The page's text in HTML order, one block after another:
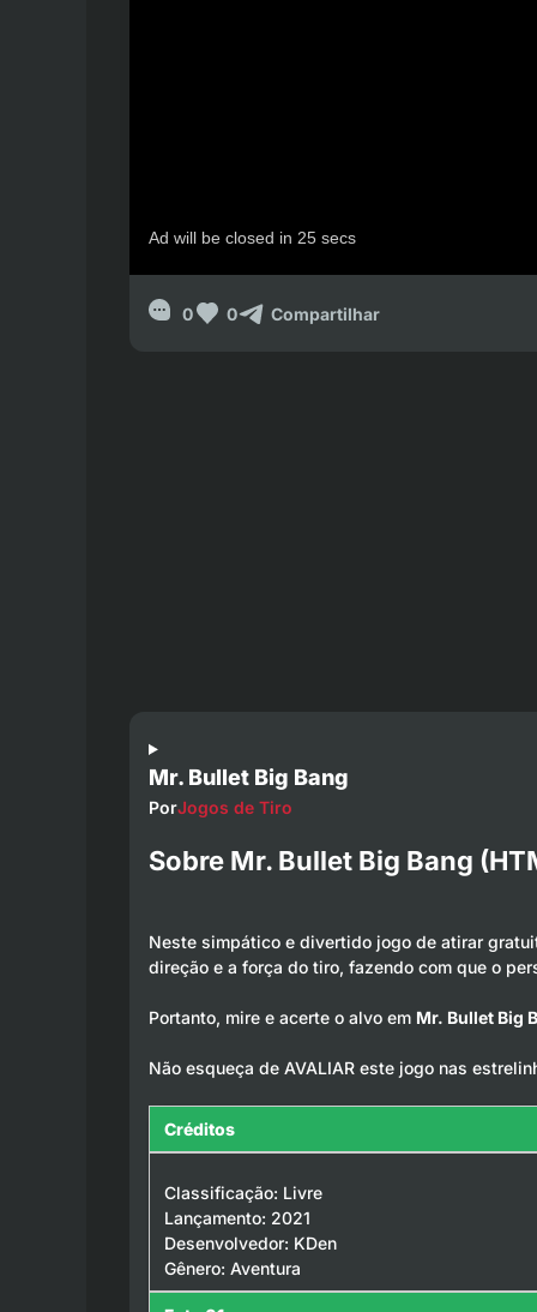
0 0 Compartilhar
Mr. Bullet Big Bang
PorJogos de Tiro
Sobre Mr. Bullet Big Bang
Neste simpático e divertido jogo de atirar
direção e a força do tiro, fazendo com que o
Portanto, mire e acerte o alvo em Mr. Bullet Big
Não esqueça de AVALIAR este jogo nas
Créditos
Classificação: Livre
Lançamento: 2021
Desenvolvedor: KDen
Gênero: Aventura